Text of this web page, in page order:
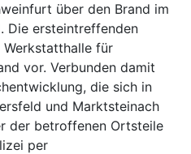
über den Brand im
Die ersteintreffenden
für
vor. Verbunden damit
die sich in
und Marktsteinach
der betroffenen Ortsteile
per